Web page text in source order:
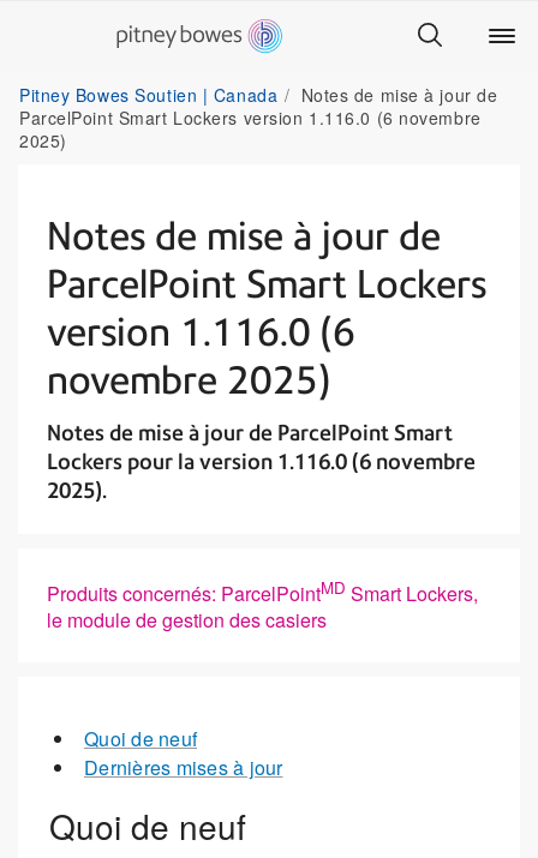
Pitney Bowes Soutien | Canada
Notes de mise à jour de
ParcelPoint Smart Lockers version 1.116.0 (6 novembre
2025)
Notes de mise à jour de
ParcelPoint Smart Lockers
version 1.116.0 (6
novembre 2025)
Notes de mise à jour de ParcelPoint Smart
Lockers pour la version 1.116.0 (6 novembre
2025).
Produits concernés: ParcelPointMD Smart Lockers,
le module de gestion des casiers
Quoi de neuf
Dernières mises à jour
Quoi de neuf